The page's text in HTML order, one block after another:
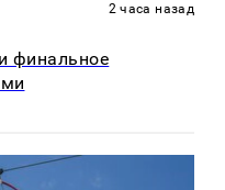
2 часа назад
финальное